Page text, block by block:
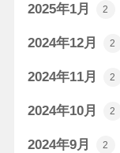
2025年1月 2
2024年12月 2
2024年11月 2
2024年10月 2
2024年9月 2